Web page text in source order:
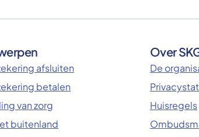
afsluiten
betalen
van zorg
buitenland
Over
De
Huisregels